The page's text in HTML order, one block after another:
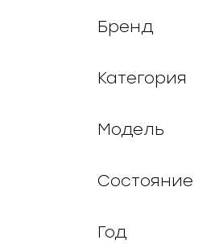
Бренд
Категория
Модель
Состояние
Год